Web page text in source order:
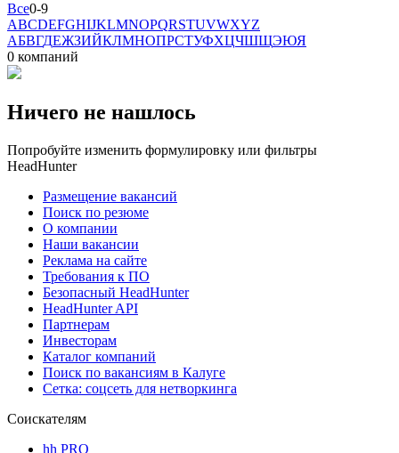
Все0-9
ABCDEFGHIJKLMNOPQRSTUVWXYZ
АБВГДЕЖЗИЙКЛМНОПРСТУФХЦЧШЩЭЮЯ
0 компаний
Ничего не нашлось
Попробуйте изменить формулировку или фильтры
HeadHunter
Размещение вакансий
Поиск по резюме
О компании
Наши вакансии
Реклама на сайте
Требования к ПО
Безопасный HeadHunter
HeadHunter API
Партнерам
Инвесторам
Каталог компаний
Поиск по вакансиям в Калуге
Сетка: соцсеть для нетворкинга
Соискателям
hh PRO